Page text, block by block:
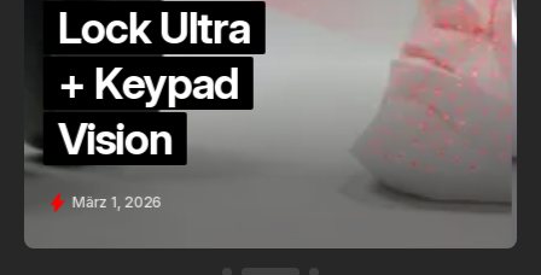
Home
Assistant
Voice (PE)
Feb. 9, 2026